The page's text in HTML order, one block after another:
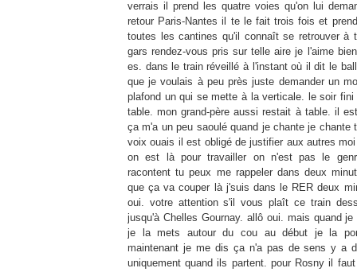
verrais il prend les quatre voies qu'on lui
retour Paris-Nantes il te le fait trois fois et
toutes les cantines qu'il connaît se retrouver à
gars rendez-vous pris sur telle aire je l'aime
es. dans le train réveillé à l'instant où il dit le
que je voulais à peu près juste demander un
plafond un qui se mette à la verticale. le soir
table. mon grand-père aussi restait à table. il
ça m'a un peu saoulé quand je chante je chante
voix ouais il est obligé de justifier aux autres
on est là pour travailler on n'est pas le
racontent tu peux me rappeler dans deux
que ça va couper là j'suis dans le RER deux
oui. votre attention s'il vous plaît ce train
jusqu'à Chelles Gournay. allô oui. mais quand
je la mets autour du cou au début je la
maintenant je me dis ça n'a pas de sens y a
uniquement quand ils partent. pour Rosny il faut